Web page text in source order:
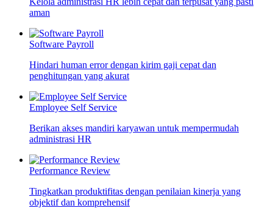
aman
Software Payroll
Hindari human error dengan kirim gaji cepat dan
penghitungan yang akurat
Employee Self Service
Berikan akses mandiri karyawan untuk mempermudah
administrasi HR
Performance Review
Tingkatkan produktifitas dengan penilaian kinerja yang
objektif dan komprehensif